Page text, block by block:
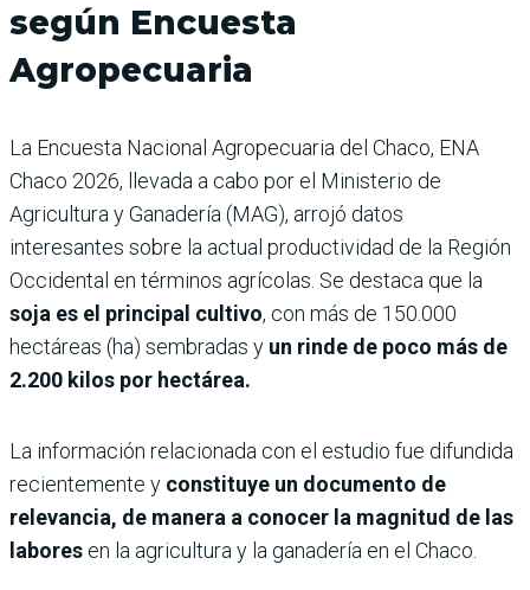
según Encuesta
Agropecuaria
La Encuesta Nacional Agropecuaria del Chaco, ENA
Chaco 2026, llevada a cabo por el Ministerio de
Agricultura y Ganadería (MAG), arrojó datos
interesantes sobre la actual productividad de la Región
Occidental en términos agrícolas. Se destaca que la
soja es el principal cultivo, con más de 150.000
hectáreas (ha) sembradas y un rinde de poco más de
2.200 kilos por hectárea.
La información relacionada con el estudio fue difundida
recientemente y constituye un documento de
relevancia, de manera a conocer la magnitud de las
labores en la agricultura y la ganadería en el Chaco.